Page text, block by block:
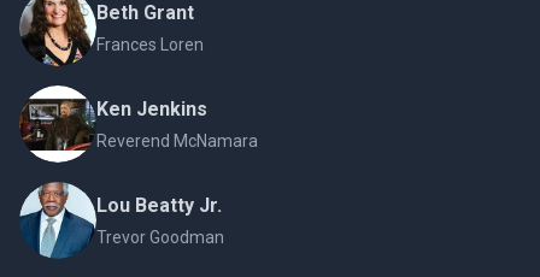
Beth Grant
Frances Loren
Ken Jenkins
Reverend McNamara
Lou Beatty Jr.
Trevor Goodman